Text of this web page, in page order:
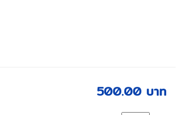
500.00 บาท